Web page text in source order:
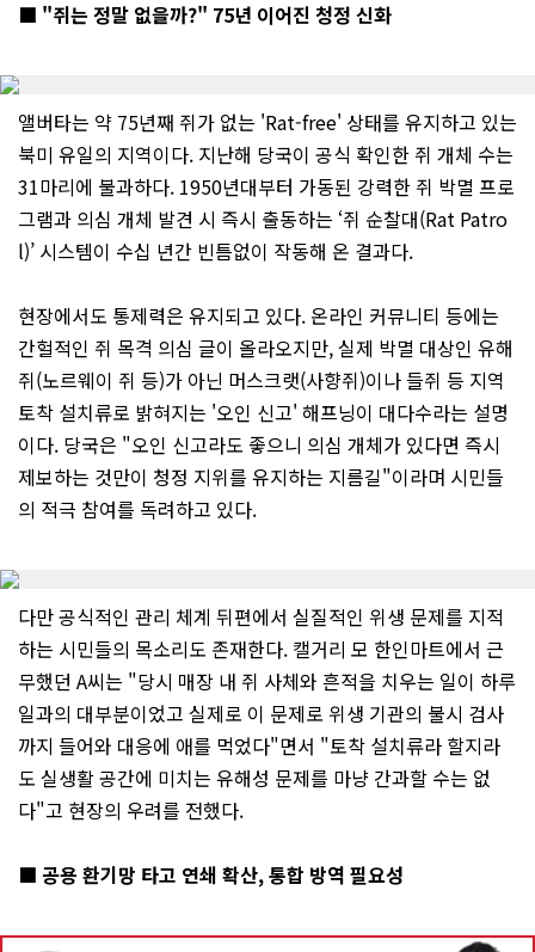
■ "쥐는 정말 없을까?" 75년 이어진 청정 신화
앨버타는 약 75년째 쥐가 없는 'Rat-free' 상태를 유지하고 있는
북미 유일의 지역이다. 지난해 당국이 공식 확인한 쥐 개체 수는
31마리에 불과하다. 1950년대부터 가동된 강력한 쥐 박멸 프로
그램과 의심 개체 발견 시 즉시 출동하는 ‘쥐 순찰대(Rat Patro
l)’ 시스템이 수십 년간 빈틈없이 작동해 온 결과다.
현장에서도 통제력은 유지되고 있다. 온라인 커뮤니티 등에는
간헐적인 쥐 목격 의심 글이 올라오지만, 실제 박멸 대상인 유해
쥐(노르웨이 쥐 등)가 아닌 머스크랫(사향쥐)이나 들쥐 등 지역
토착 설치류로 밝혀지는 '오인 신고' 해프닝이 대다수라는 설명
이다. 당국은 "오인 신고라도 좋으니 의심 개체가 있다면 즉시
제보하는 것만이 청정 지위를 유지하는 지름길"이라며 시민들
의 적극 참여를 독려하고 있다.
다만 공식적인 관리 체계 뒤편에서 실질적인 위생 문제를 지적
하는 시민들의 목소리도 존재한다. 캘거리 모 한인마트에서 근
무했던 A씨는 "당시 매장 내 쥐 사체와 흔적을 치우는 일이 하루
일과의 대부분이었고 실제로 이 문제로 위생 기관의 불시 검사
까지 들어와 대응에 애를 먹었다"면서 "토착 설치류라 할지라
도 실생활 공간에 미치는 유해성 문제를 마냥 간과할 수는 없
다"고 현장의 우려를 전했다.
■ 공용 환기망 타고 연쇄 확산, 통합 방역 필요성